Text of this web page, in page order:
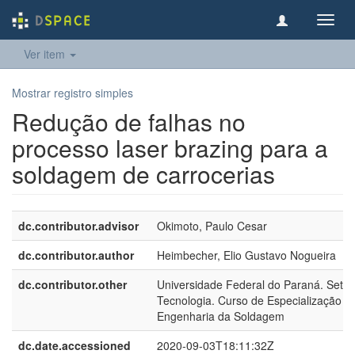
Ver item
Mostrar registro simples
Redução de falhas no
processo laser brazing para a
soldagem de carrocerias
dc.contributor.advisor
Okimoto, Paulo Cesar
dc.contributor.author
Heimbecher, Elio Gustavo Nogueira
dc.contributor.other
Universidade Federal do Paraná.
Tecnologia. Curso de Especialização
Engenharia da Soldagem
dc.date.accessioned
2020-09-03T18:11:32Z